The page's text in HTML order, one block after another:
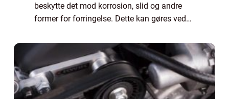
beskytte det mod korrosion, slid og andre
former for forringelse. Dette kan gøres ved